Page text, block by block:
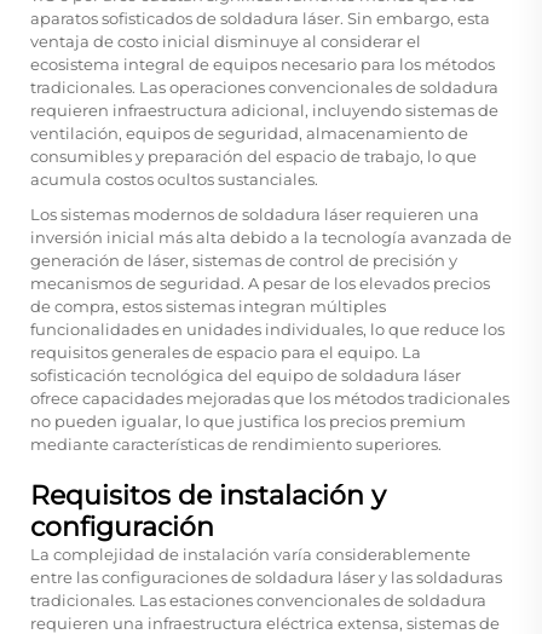
aparatos sofisticados de soldadura láser. Sin embargo, esta
ventaja de costo inicial disminuye al considerar el
ecosistema integral de equipos necesario para los métodos
tradicionales. Las operaciones convencionales de soldadura
requieren infraestructura adicional, incluyendo sistemas de
ventilación, equipos de seguridad, almacenamiento de
consumibles y preparación del espacio de trabajo, lo que
acumula costos ocultos sustanciales.
Los sistemas modernos de soldadura láser requieren una
inversión inicial más alta debido a la tecnología avanzada de
generación de láser, sistemas de control de precisión y
mecanismos de seguridad. A pesar de los elevados precios
de compra, estos sistemas integran múltiples
funcionalidades en unidades individuales, lo que reduce los
requisitos generales de espacio para el equipo. La
sofisticación tecnológica del equipo de soldadura láser
ofrece capacidades mejoradas que los métodos tradicionales
no pueden igualar, lo que justifica los precios premium
mediante características de rendimiento superiores.
Requisitos de instalación y
configuración
La complejidad de instalación varía considerablemente
entre las configuraciones de soldadura láser y las soldaduras
tradicionales. Las estaciones convencionales de soldadura
requieren una infraestructura eléctrica extensa, sistemas de